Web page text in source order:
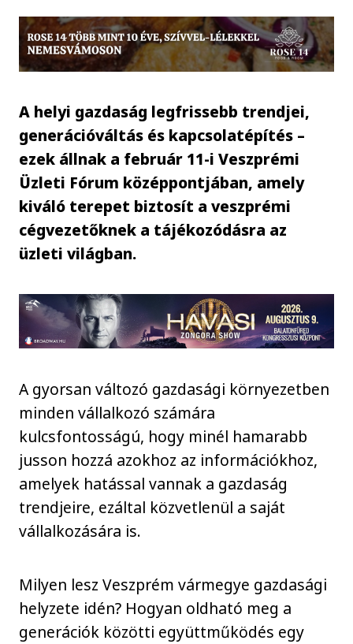
A helyi gazdaság legfrissebb trendjei,
generációváltás és kapcsolatépítés –
ezek állnak a február 11-i Veszprémi
Üzleti Fórum középpontjában, amely
kiváló terepet biztosít a veszprémi
cégvezetőknek a tájékozódásra az
üzleti világban.
A gyorsan változó gazdasági környezetben
minden vállalkozó számára
kulcsfontosságú, hogy minél hamarabb
jusson hozzá azokhoz az információkhoz,
amelyek hatással vannak a gazdaság
trendjeire, ezáltal közvetlenül a saját
vállalkozására is.
Milyen lesz Veszprém vármegye gazdasági
helyzete idén? Hogyan oldható meg a
generációk közötti együttműködés egy